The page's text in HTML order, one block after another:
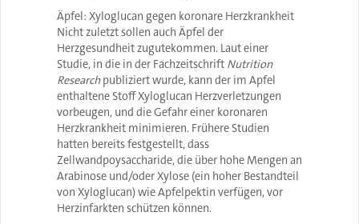
Äpfel: Xyloglucan gegen koronare Herzkrankheit
Nicht zuletzt sollen auch Äpfel der
Herzgesundheit zugutekommen. Laut einer
Studie, in die in der Fachzeitschrift Nutrition
Researchpubliziert wurde, kann der im Apfel
enthaltene Stoff Xyloglucan Herzverletzungen
vorbeugen, und die Gefahr einer koronaren
Herzkrankheit minimieren. Frühere Studien
hatten bereits festgestellt, dass
Zellwandpoysaccharide, die über hohe Mengen an
Arabinose und/oder Xylose (ein hoher Bestandteil
von Xyloglucan) wie Apfelpektin verfügen, vor
Herzinfarkten schützen können.